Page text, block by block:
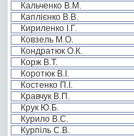
Кальченко В.М.
Каплієнко В.В.
Кириленко І.Г.
Ковзель М.О.
Кондратюк О.К.
Корж В.Т.
Коротюк В.І.
Костенко П.І.
Кравчук В.П.
Крук Ю.Б.
Курило В.С.
Курпіль С.В.